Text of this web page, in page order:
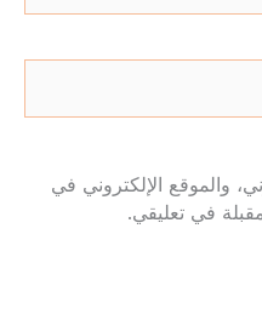
والموقع الإلكتروني في
في تعليقي.